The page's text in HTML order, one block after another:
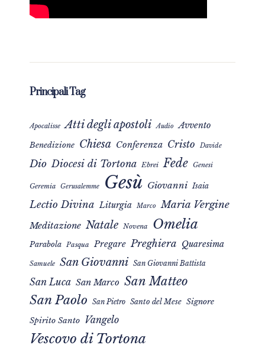
Principali Tag
Apocalisse Atti degli apostoli Audio Avvento
Benedizione Chiesa Conferenza Cristo Davide
Dio Diocesi di Tortona Ebrei Fede Genesi
Geremia Gerusalemme Gesù Giovanni Isaia
Lectio Divina Liturgia Marco Maria Vergine
Meditazione Natale Novena Omelia
Parabola Pasqua Pregare Preghiera Quaresima
Samuele San Giovanni San Giovanni Battista
San Luca San Marco San Matteo
San Paolo San Pietro Santo del Mese Signore
Spirito Santo Vangelo
Vescovo di Tortona